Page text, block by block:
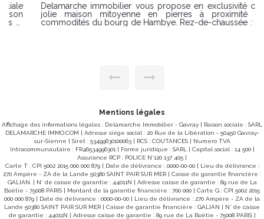
Delamarche immobilier vous propose en exclusivité cette
jolie maison mitoyenne en pierres à proximité des
commodités du bourg de Hambye. Rez-de-chaussée : Dès
aménageables, offrent un espace de rangement
CLASSE CLIMAT : F (82) Montant estimé des dépenses
annuelles d'énergie pour un usage standard : 3 230 euros
et 4 410 euros / an. Diagnostic du 23-06-2025 Date de
référence des prix de l'énergie utilisés pour établir cette
estimation : 2021/2022/2023 Les informations sur les
risques auxquels ce bien est exposé sont disponibles sur le
site Géorisques : www.georisques.gouv.fr Prix 134 000
€uros Honoraire charge vendeur. ref 9963 SR Pour visiter
contacter l'agence Delamarche Immobilier, Simon Regnault
au 06 14 87 59 85 ou 02 33 61 40 40
Mentions légales
Affichage des informations légales : Delamarche Immobilier - Gavray | Raison sociale : SARL
DELAMARCHE IMMO.COM | Adresse siège social : 20 Rue de la Libération - 50450 Gavray-
sur-Sienne | Siret : 53499630100063 | RCS : COUTANCES | Numero TVA
Intracommunautaire : FR46534996301 | Forme juridique : SARL | Capital social : 14 500 |
Assurance RCP : POLICE N°120 137 405 |
Carte T : CPI 5002 2015 000 000 879 | Date de délivrance : 0000-00-00 | Lieu de délivrance :
270 Ampère - ZA de la Lande 50380 SAINT PAIR SUR MER | Caisse de garantie financière :
GALIAN. | N° de caisse de garantie : 44011N | Adresse caisse de garantie : 89 rue de La
Boëtie - 75008 PARIS | Montant de la garantie financière : 700 000 | Carte G : CPI 5002 2015
000 000 879 | Date de délivrance : 0000-00-00 | Lieu de délivrance : 270 Ampère - ZA de la
Lande 50380 SAINT PAIR SUR MER | Caisse de garantie financière : GALIAN | N° de caisse
de garantie : 44011N | Adresse caisse de garantie : 89 rue de La Boëtie - 75008 PARIS |